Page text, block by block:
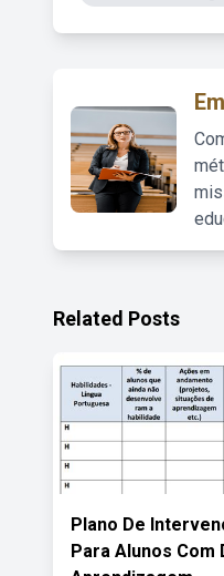
Related Posts
Plano De
Para Alunos Com